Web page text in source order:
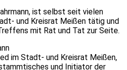
ist selbst seit vielen
und Kreisrat Meißen tätig und
mit Rat und Tat zur Seite.
im Stadt- und Kreisrat Meißen,
und Initiator der